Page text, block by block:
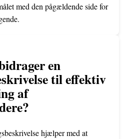
med den pågældende side for
en
til effektiv
af
hjælper med at